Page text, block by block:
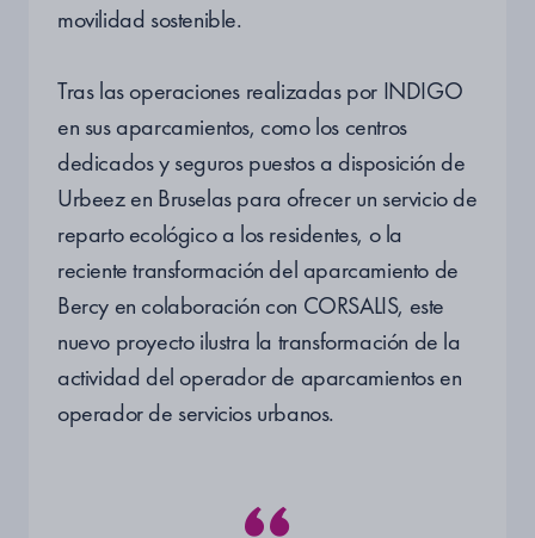
movilidad sostenible.
Tras las operaciones realizadas por INDIGO
en sus aparcamientos, como los centros
dedicados y seguros puestos a disposición de
Urbeez en Bruselas para ofrecer un servicio de
reparto ecológico a los residentes, o la
reciente transformación del aparcamiento de
Bercy en colaboración con CORSALIS, este
nuevo proyecto ilustra la transformación de la
actividad del operador de aparcamientos en
operador de servicios urbanos.